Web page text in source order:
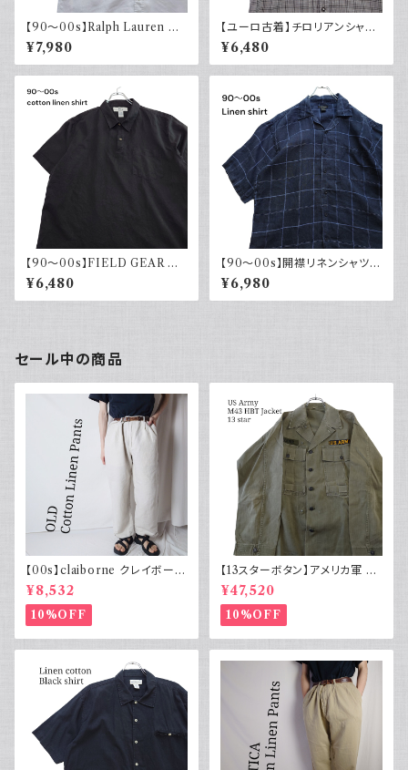
【90～00s】Ralph Lauren ラ
ルフローレン リネンシャツ 半袖
白 ホワイト ポニー刺繍 CLAS
SICFIT 古着 ボタンダウン
¥7,980
【ユーロ古着】チロリアンシャツ
半袖 古着 チェック レトロ 刺繍
入り ヨーロッパ古着 ボックスシ
ルエット
¥6,480
【90～00s】FIELD GEAR コッ
トンリネンシャツ ハーフボタン
ブラック 黒 ポロシャツ 半袖
¥6,480
【90～00s】開襟リネンシャツ
チェック オープンカラー 古着 ボ
ックスシルエット ネイビー フェ
ード
¥6,980
セール中の商品
【00s】claiborne クレイボーン
リネンコットンパンツ ツータック
¥8,532
10%OFF
【13スターボタン】アメリカ軍 M
43 HBT ジャケット パッチ 軍物
実物
¥47,520
10%OFF